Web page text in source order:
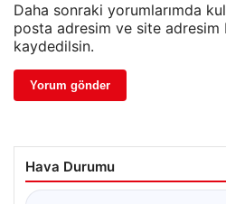
Daha sonraki yorumlarımda
posta adresim ve site adresim
kaydedilsin.
Hava Durumu